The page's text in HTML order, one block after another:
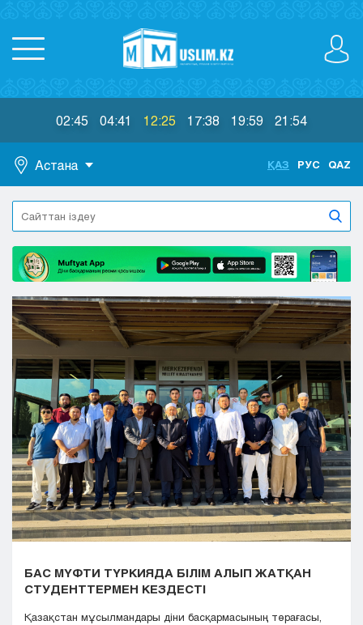
02:45 04:41 12:25 17:38 19:59 21:54
Астана
Астана
Алматы
Актобе
Атырау
Жезказган
Караганда
Кокшетау
Костанай
Кызылорда
Павлодар
Петропавловск
Семей
Талдыкорган
Тараз
Туркестан
Уральск
Усть-Каменогорск
ҚАЗ РУС QAZ
БАС МҮФТИ ТҮРКИЯДА БІЛІМ АЛЫП ЖАТҚАН
СТУДЕНТТЕРМЕН КЕЗДЕСТІ
Қазақстан мұсылмандары діни басқармасының төрағасы,